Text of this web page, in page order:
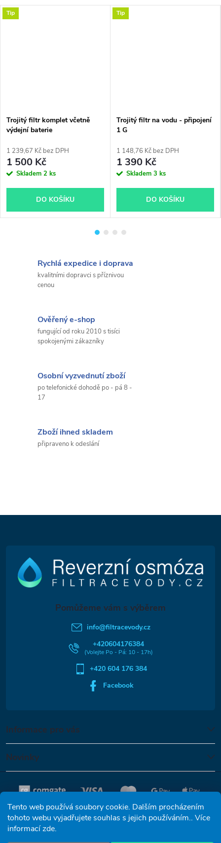
Tento web používá soubory cookie. Dalším procházením
tohoto webu vyjadřujete souhlas s jejich používáním.. Více
informacízde.
Tip
Trojitý filtr komplet včetně
výdejní baterie
1 239,67 Kč bez DPH
1 500 Kč
Skladem 2 ks
DO KOŠÍKU
Tip
Trojitý filtr na vodu - připojení
1 G
1 148,76 Kč bez DPH
1 390 Kč
Skladem 3 ks
DO KOŠÍKU
Rychlá expedice i doprava
kvalitními dopravci s příznivou
cenou
Ověřený e-shop
fungující od roku 2010 s tisíci
spokojenými zákazníky
Osobní vyzvednutí zboží
po telefonické dohodě po - pá 8 -
17
Zboží ihned skladem
připraveno k odeslání
info@filtracevody.cz
+420604176384
+420 604 176 384
Facebook
Informace pro vás
Novinky
Copyright 2026